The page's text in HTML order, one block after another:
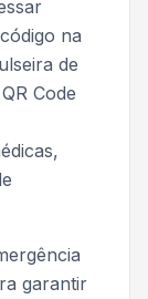
na
de
Code
garantir